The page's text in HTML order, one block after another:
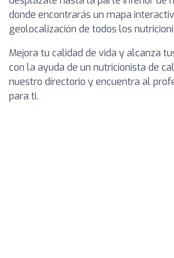
donde encontrarás un mapa
geolocalización de todos los
Mejora tu calidad de vida y alcanza
con la ayuda de un nutricionista de
nuestro directorio y encuentra al
para ti.